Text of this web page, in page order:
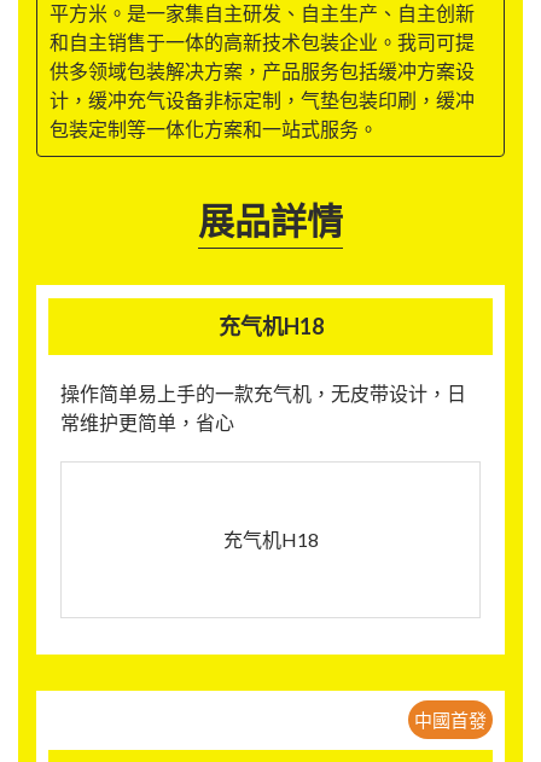
平方米。是一家集自主研发、自主生产、自主创新
和自主销售于一体的高新技术包装企业。我司可提
供多领域包装解决方案，产品服务包括缓冲方案设
计，缓冲充气设备非标定制，气垫包装印刷，缓冲
包装定制等一体化方案和一站式服务。
展品詳情
充气机H18
操作简单易上手的一款充气机，无皮带设计，日
常维护更简单，省心
充气机H18
中國首發